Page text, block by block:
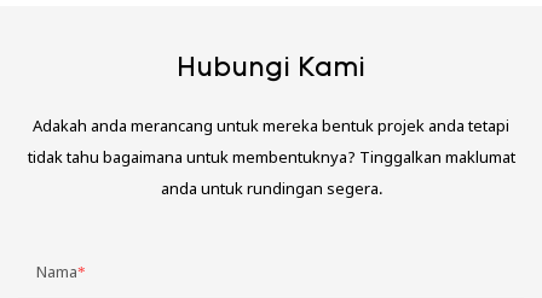
Hubungi Kami
Adakah anda merancang untuk mereka bentuk projek anda tetapi
tidak tahu bagaimana untuk membentuknya? Tinggalkan maklumat
anda untuk rundingan segera.
Nama